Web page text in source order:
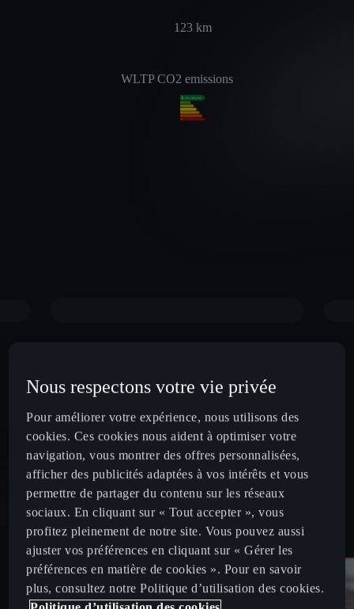
123 km
WLTP CO2 emissions
Nous respectons votre vie privée
Pour améliorer votre expérience, nous utilisons des
cookies. Ces cookies nous aident à optimiser votre
navigation, vous montrer des offres personnalisées,
afficher des publicités adaptées à vos intérêts et vous
permettre de partager du contenu sur les réseaux
sociaux. En cliquant sur « Tout accepter », vous
profitez pleinement de notre site. Vous pouvez aussi
ajuster vos préférences en cliquant sur « Gérer les
préférences en matière de cookies ». Pour en savoir
plus, consultez notre Politique d’utilisation des cookies.